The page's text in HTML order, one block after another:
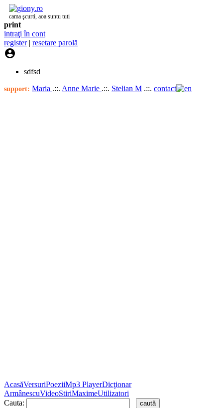
cama şcurti, aoa suntu tuti
print
intraţi în cont
register| resetare parolă

sdfsd
support: Maria .::. Anne Marie .::. Stelian M .::. contact
AcasăVersuriPoeziiMp3 PlayerDicţionar
ArmânescuVideoStiriMaximeUtilizatori
Cauta: